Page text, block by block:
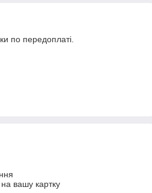
по передоплаті.
вашу картку